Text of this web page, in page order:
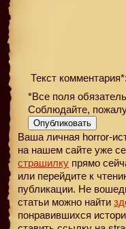
Текст комментария*:
*Все поля
Соблюдайте,
Опубликовать
Ваша личная horror-
на нашем сайте уже
страшилку прямо
или перейдите к
публикации. Не
статьи можно найти
понравившихся